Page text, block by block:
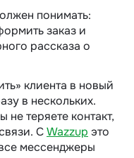
понимать:
заказ и
рассказа о
клиента в новый
в нескольких.
теряете контакт,
СWazzup это
мессенджеры